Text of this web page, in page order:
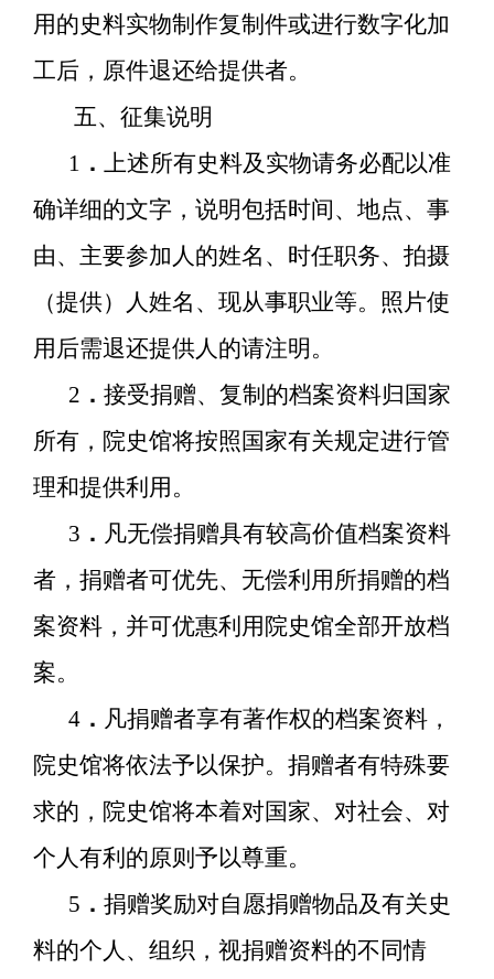
用的史料实物制作复制件或进行数字化加
工后，原件退还给提供者。
五、征集说明
1 ．
上述所有史料及实物请务必配以准
确详细的文字，说明包括时间、地点、事
由、主要参加人的姓名、时任职务、拍摄
（提供）人姓名、现从事职业等。照片使
用后需退还提供人的请注明。
2 ． 接受捐赠、复制的档案资料归国家
所有，院史馆将按照国家有关规定进行管
理和提供利用。
3 ． 凡无偿捐赠具有较高价值档案资料
者，捐赠者可优先、无偿利用所捐赠的档
案资料，并可优惠利用院史馆全部开放档
案。
4 ． 凡捐赠者享有著作权的档案资料，
院史馆将依法予以保护。捐赠者有特殊要
求的，院史馆将本着对国家、对社会、对
个人有利的原则予以尊重。
5 ． 捐赠奖励对自愿捐赠物品及有关史
料的个人、组织，视捐赠资料的不同情